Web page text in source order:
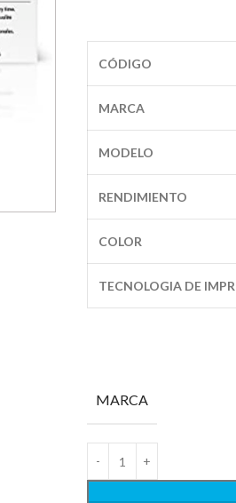
CÓDIGO
MARCA
MODELO
RENDIMIENTO
COLOR
TECNOLOGIA DE
MARCA